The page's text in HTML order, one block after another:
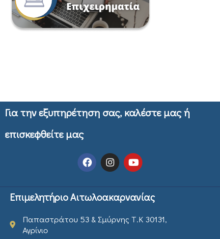
Για την εξυπηρέτηση σας, καλέστε μας ή
επισκεφθείτε μας
Επιμελητήριο Αιτωλοακαρνανίας
Παπαστράτου 53 & Σμύρνης Τ.Κ 30131,
Αγρίνιο